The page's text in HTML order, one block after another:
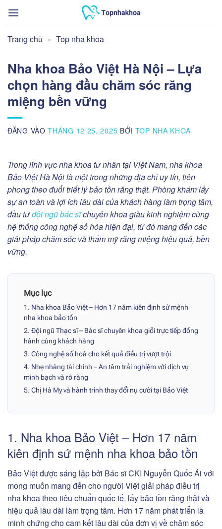
qua
dung
Trang chủ » Top nha khoa
Nha khoa Bảo Việt Hà Nội – Lựa
chọn hàng đầu chăm sóc răng
miệng bền vững
ĐĂNG VÀOTHÁNG 12 25, 2025 BỞI TOP NHA KHOA
Trong lĩnh vực nha khoa tư nhân tại Việt Nam, nha khoa
Bảo Việt Hà Nộilàmột trong những địa chỉ uy tín, tiên
phong theo đuổi triết lý bảo tồn răng thật. Phòng khám lấy
sự an toàn và lợi ích lâu dài của khách hàng làm trọng tâm,
đầu tưđội ngũ bác sĩchuyên khoa giàu kinh nghiệm cùng
hệ thống công nghệ số hóa hiện đại, từ đó mang đến các
giải pháp chăm sóc và thẩm mỹ răng miệng hiệu quả, bền
vững.
Mục lục
1. Nha khoa Bảo Việt – Hơn 17 năm kiên định sứ mệnh
nha khoa bảo tồn
2. Đội ngũ Thạc sĩ – Bác sĩ chuyên khoa giỏi trực tiếp đồng
hành cùng khách hàng
3. Công nghệ số hoá cho kết quả điều trị vượt trội
4. Nhẹ nhàng tài chính – An tâm trải nghiệm với dịch vụ
minh bạch và rõ ràng
5. Chị Hà My và hành trình thay đổi nụ cười tại Bảo Việt
1. Nha khoa Bảo Việt – Hơn 17 năm
kiên định sứ mệnh nha khoa bảo tồn
Bảo Việt được sáng lập bởi Bác sĩ CKI Nguyễn Quốc Ái với
mong muốn mang đến cho người Việt giải pháp điều trị
nha khoa theo tiêu chuẩn quốc tế, lấy bảo tồn răng thật và
hiệu quả lâu dài làm trọng tâm. Hơn 17 năm phát triển là
minh chứng cho cam kết lâu dài của đơn vị về chăm sóc